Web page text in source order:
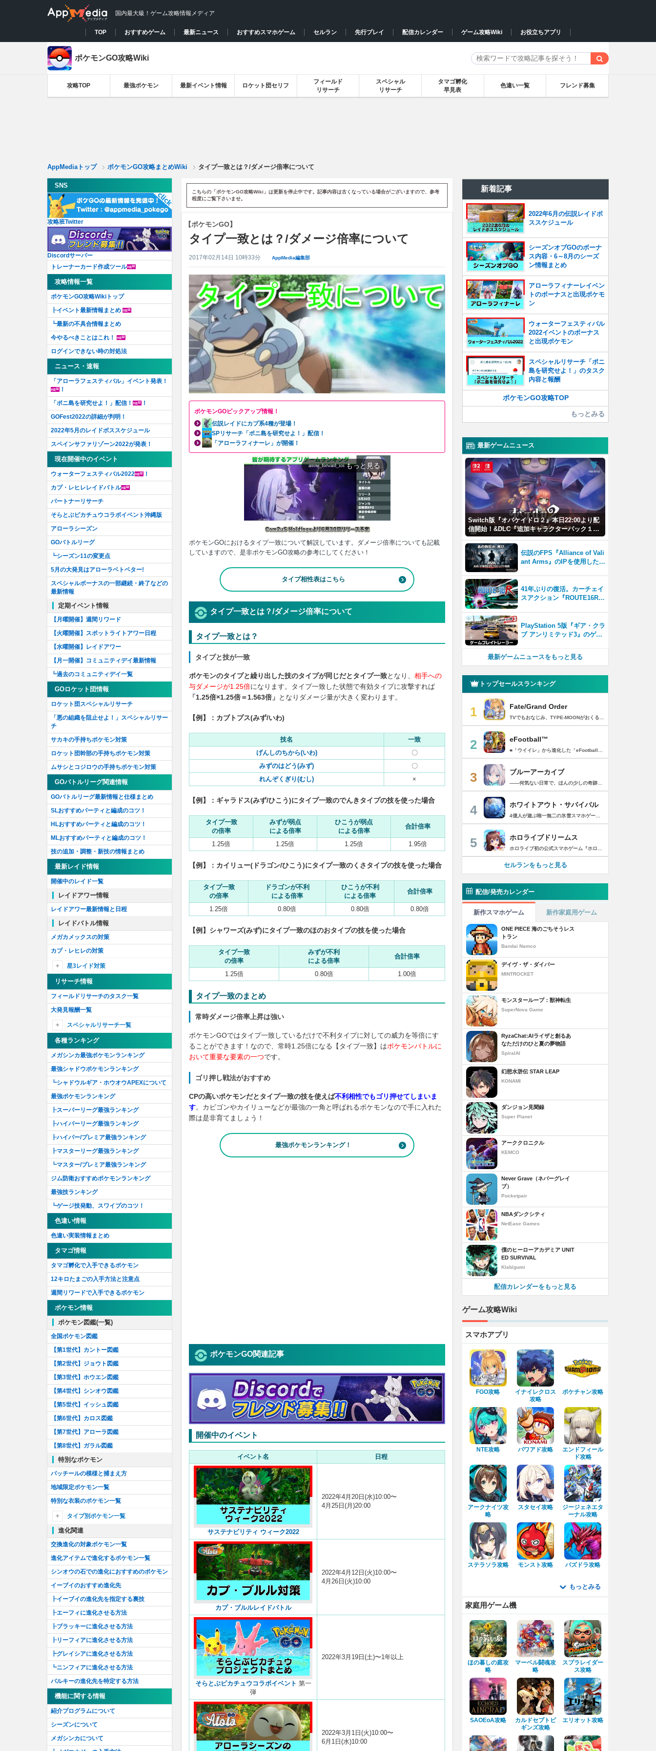
国内最大級！ゲーム攻略情報メディア
TOP おすすめゲーム 最新ニュース おすすめスマホゲーム セルラン 先行プレイ 配信カレンダー ゲーム攻略Wiki お役立ちアプリ
ポケモンGO攻略Wiki
攻略TOP 最強ポケモン 最新イベント情報 ロケット団セリフ
フィールド
リサーチ
スペシャル
リサーチ
タマゴ孵化
早見表
色違い一覧 フレンド募集
AppMediaトップ ポケモンGO攻略まとめWiki タイプ一致とは？/ダメージ倍率について
こちらの「ポケモンGO攻略Wiki」は更新を停止中です。記事内容は古くなっている場合がございますので、参考
程度にご覧下さいませ。
【ポケモンGO】
タイプ一致とは？/ダメージ倍率について
2017年02月14日 10時33分 AppMedia編集部
ポケモンGOピックアップ情報！
伝説レイドにカプ系4種が登場！
SPリサーチ「ポニ島を研究せよ！」配信！
「アローラフィナーレ」が開催！
arrow_forward_ios もっと見る
ポケモンGOにおけるタイプ一致について解説しています。ダメージ倍率についても記載
していますので、是非ポケモンGO攻略の参考にしてください！
タイプ相性表はこちら
タイプ一致とは？/ダメージ倍率について
タイプ一致とは？
タイプと技が一致
ポケモンのタイプと繰り出した技のタイプが同じだとタイプ一致となり、 相手への
与ダメージが1.25倍になります。タイプ一致した状態で有効タイプに攻撃すれば
「1.25倍×1.25倍＝1.563倍」 となりダメージ量が大きく変わります。
【例】：カブトプス(みず/いわ)
技名
一致
げんしのちから(いわ)
〇
みずのはどう(みず)
〇
れんぞくぎり(むし)
×
【例】：ギャラドス(みず/ひこう)にタイプ一致のでんきタイプの技を使った場合
タイプ一致
の倍率
みずが弱点
による倍率
ひこうが弱点
による倍率
合計倍率
1.25倍 1.25倍 1.25倍 1.95倍
【例】：カイリュー(ドラゴン/ひこう)にタイプ一致のくさタイプの技を使った場合
タイプ一致
の倍率
ドラゴンが不利
による倍率
ひこうが不利
による倍率
合計倍率
1.25倍 0.80倍 0.80倍 0.80倍
【例】シャワーズ(みず)にタイプ一致のほのおタイプの技を使った場合
タイプ一致
の倍率
みずが不利
による倍率
合計倍率
1.25倍 0.80倍 1.00倍
タイプ一致のまとめ
常時ダメージ倍率上昇は強い
ポケモンGOではタイプ一致しているだけで不利タイプに対しての威力を等倍にす
ることができます！なので、常時1.25倍になる【タイプ一致】はポケモンバトルに
おいて重要な要素の一つです。
ゴリ押し戦法がおすすめ
CPの高いポケモンだとタイプ一致の技を使えば不利相性でもゴリ押せてしまいま
す。カビゴンやカイリューなどが最強の一角と呼ばれるポケモンなので手に入れた
際は是非育てましょう！
最強ポケモンランキング！
ポケモンGO関連記事
開催中のイベント
イベント名 日程
サステナビリティ ウィーク2022
2022年4月20日(水)10:00〜
4月25日(月)20:00
カプ・ブルルレイドバトル
2022年4月12日(火)10:00〜
4月26日(火)10:00
そらとぶピカチュウコラボイベント 第一
弾
2022年3月19日(土)〜1年以上
2022年3月1日(火)10:00〜
6月1日(水)10:00
SNS
攻略班Twitter
Discordサーバー
トレーナーカード作成ツール
攻略情報一覧
ポケモンGO攻略Wikiトップ
┠イベント最新情報まとめ
┗最新の不具合情報まとめ
今やるべきことはこれ！
ログインできない時の対処法
ニュース・速報
「アローラフェスティバル」イベント発表！
！
「ポニ島を研究せよ！」配信！
！
GOFest2022の詳細が判明！
2022年5月のレイドボススケジュール
スペインサファリゾーン2022が発表！
現在開催中のイベント
ウォーターフェスティバル2022
！
カプ・レヒレレイドバトル
パートナーリサーチ
そらとぶピカチュウコラボイベント沖縄版
アローラシーズン
GOバトルリーグ
┗シーズン11の変更点
5月の大発見はアローラベトベター!
スペシャルボーナスの一部継続・終了などの
最新情報
定期イベント情報
【月曜開催】週間リワード
【火曜開催】スポットライトアワー日程
【水曜開催】レイドアワー
【月一開催】コミュニティデイ最新情報
┗過去のコミュニティデイ一覧
GOロケット団情報
ロケット団スペシャルリサーチ
「悪の組織を阻止せよ！」スペシャルリサー
チ
サカキの手持ちポケモン対策
ロケット団幹部の手持ちポケモン対策
ムサシとコジロウの手持ちポケモン対策
GOバトルリーグ関連情報
GOバトルリーグ最新情報と仕様まとめ
SLおすすめパーティと編成のコツ！
HLおすすめパーティと編成のコツ！
MLおすすめパーティと編成のコツ！
技の追加・調整・新技の情報まとめ
最新レイド情報
開催中のレイド一覧
レイドアワー情報
レイドアワー最新情報と日程
レイドバトル情報
メガカメックスの対策
カプ・レヒレの対策
星3レイド対策
アローラライチュウの対策
オーダイルの対策
マリルリの対策
ルンパッパの対策
リサーチ情報
フィールドリサーチのタスク一覧
大発見報酬一覧
スペシャルリサーチ一覧
スペシャルリサーチ最新情報
幻のポケモンの姿を追え！
時を越えるポケモンを追え！
石に込められた謎を解け！'18
メルタンの謎を解け！
キャッチアップリサーチ
怪しい集団の謎を追え！
眠るポケモンを呼び覚ませ！
石に込められた謎を解け！'19
巨大ポケモンの謎を解け！
隠された真相をあぶり出せ！
セレブレーション2019
こせいだいポケモンの謎を解け
ねんりきポケモンの謎を解け！
どんぐりポケモンの謎を解け！
ジェネレーションチャレンジ2020セレブレ
ーション
ガスじょうポケモンを解明せよ！
勝利を手に入れろ！
さかなポケモンを解明せよ！
ポケモン最大の謎を解明せよ！
バーチャルポケモンを解明せよ！
しょうりポケモンを解明せよ！
色違いセレビィのリサーチ
色違いメタモンのリサーチ！
色違いミュウのリサーチ！
神話を読み解け！
ポケモンカードコラボ！
せんりつポケモンを追え！
リングの謎を解け！
いたずらポケモンを解明せよ！
わるざるポケモンを追え！
仮面の謎を解け！
フーパを解き放て！
GO Tour:ジョウト地方
続行リサーチApex
メレメレ島を研究せよ！
アーカラ島を研究せよ！
ウラウラ島を研究せよ！
ポニ島を研究せよ！
各種ランキング
メガシンカ最強ポケモンランキング
最強シャドウポケモンランキング
┗シャドウルギア・ホウオウAPEXについて
最強ポケモンランキング
┠スーパーリーグ最強ランキング
┠ハイパーリーグ最強ランキング
┠ハイパー/プレミア最強ランキング
┠マスターリーグ最強ランキング
┗マスター/プレミア最強ランキング
ジム防衛おすすめポケモンランキング
最強技ランキング
┗ゲージ技発動、スワイプのコツ！
色違い情報
色違い実装情報まとめ
タマゴ情報
タマゴ孵化で入手できるポケモン
12キロたまごの入手方法と注意点
週間リワードで入手できるポケモン
ポケモン情報
ポケモン図鑑(一覧)
全国ポケモン図鑑
【第1世代】カントー図鑑
【第2世代】ジョウト図鑑
【第3世代】ホウエン図鑑
【第4世代】シンオウ図鑑
【第5世代】イッシュ図鑑
【第6世代】カロス図鑑
【第7世代】アローラ図鑑
【第8世代】ガラル図鑑
特別なポケモン
パッチールの模様と捕まえ方
地域限定ポケモン一覧
特別な衣装のポケモン一覧
タイプ別ポケモン一覧
ノーマル
ほのお
みず
くさ
でんき
ひこう
エスパー
ドラゴン
かくとう
どく
むし
いわ
じめん
ゴースト
こおり
はがね
あく
進化関連
交換進化の対象ポケモン一覧
進化アイテムで進化するポケモン一覧
シンオウの石での進化におすすめのポケモン
イーブイのおすすめ進化先
┠イーブイの進化先を指定する裏技
┠エーフィに進化させる方法
┠ブラッキーに進化させる方法
┠リーフィアに進化させる方法
┣グレイシアに進化させる方法
┗ニンフィアに進化させる方法
バルキーの進化先を特定する方法
機能に関する情報
紹介プログラムについて
シーズンについて
メガシンカについて
新着記事
2022年6月の伝説レイドボ
ススケジュール
シーズンオブGOのボーナ
ス内容・6～8月のシーズ
ン情報まとめ
アローラフィナーレイベン
トのボーナスと出現ポケモ
ン
ウォーターフェスティバル
2022イベントのボーナス
と出現ポケモン
スペシャルリサーチ「ポニ
島を研究せよ！」のタスク
内容と報酬
ポケモンGO攻略TOP
もっとみる
最新ゲームニュース
Switch版『オバケイドロ２』本日22:00より配
信開始！&DLC『追加キャラクターパック１』
が登場！
伝説のFPS『Alliance of Vali
ant Arms』のIPを使用した新
41年ぶりの復活。カーチェイ
スアクション『ROUTE16R』
PlayStation 5版『ギア・クラ
ブ アンリミテッド3』のゲー
最新ゲームニュースをもっと見る
トップセールスランキング
1 Fate/Grand Order
TVでもおなじみ、TYPE-MOONがおくるFateのRPG！ スマホでも本格的なRPGが楽しめる。 文字数にして500万字超という、圧倒的なボリュームを堪能できるストーリー！ 本編以外にもキャラクターごとにストーリーを用意し、Fateファンも今回はじめてFateの世界を体験される方も十分満足いただける内容となっています。 【あらすじ】 西暦2015年。 地球の未来を観測するカルデアは、2017年以降の人類史が崩壊している事実を確認した。 昨日まで確かに存在していた2115年までの“約束された未来”は、何の前触れもなく突如として消え去ったのだ。 なぜ。どうして。だれが。どうやって。 西暦2004年 日本 ある地方都市。 ここに今まではなかった、「観測できない領域」が現れたと。 カルデアはこれを人類絶滅の原因と仮定し、いまだ実験段階だった第六の実験を決行する事となった。 それは過去への時間旅行。 人間を霊子化させて過去に送りこみ、事象に介入する事で時空の特異点を解明、あるいは破壊する禁断の儀式。 その名を人理守護指令、グランドオーダー。 人類を守るために人類史に立ち向かう、運命と戦うものたちの総称である。 【ゲーム概要】 スマホに最適化された簡単操作のコマンドオーダーバトル！ プレイヤーはマスターとなって英霊たちを操り敵を倒し謎を解明していく。 好みの英霊で戦うか、強い英霊で戦うかバトルスタイルはプレイヤーしだい。 ◆豪華声優陣が続々参加 青木志貴、茜屋日海夏、赤羽根健治、明坂聡美、浅川悠、朝日奈丸佳、阿澄佳奈、阿部彬名、阿部敦、阿部里果、雨宮天、新井里美、井口裕香、井澤詩織、石川界人、石川由依、石谷春貴、伊瀬茉莉也、市ノ瀬加那、伊藤彩沙、伊藤かな恵、伊東健人、伊藤静、伊藤美紀、稲田徹、井上和彦、井上喜久子、井上麻里奈、伊丸岡篤、石見舞菜香、上坂すみれ、植田佳奈、上田麗奈、内田真礼、内田雄馬、内山昂輝、梅原裕一郎、江川央生、江口拓也、江越彬紀、遠藤綾、大久保瑠美、大空直美、大塚明夫、大塚芳忠、大原さやか、大和田仁美、岡本信彦、置鮎龍太郎、小倉唯、小澤亜李、小野賢章、小野大輔、小野友樹、小見川千明、かかずゆみ、柿原徹也、加隈亜衣、笠間淳、加瀬康之、門脇舞以、金元寿子、神尾晋一郎、茅野愛衣、川澄綾子、河西健吾、川野剛稔、神奈延年、鬼頭明里、木村珠莉、木村良平、桐本拓哉、釘宮理恵、久野美咲、黒木ほの香、黒田崇矢、桑原由気、KENN、高野麻里佳、古賀葵、小清水亜美、後藤邑子、小西克幸、小林千晃、小林ゆう、小林裕介、小原好美、小松未可子、子安武人、小山力也、近藤玲奈、斎賀みつき、西前忠久、斉藤壮馬、斎藤千和、坂本真綾、佐倉綾音、櫻井孝宏、佐藤聡美、佐藤利奈、沢城みゆき、下屋則子、島﨑信長、嶋村侑、庄司宇芽香、白石晴香、新垣樽助、真堂圭、末柄里恵、杉田智和、杉山紀彰、鈴木達央、鈴木崚汰、鈴代紗弓、鈴村健一、諏訪彩花、諏訪部順一、関俊彦、関智一、瀬戸麻沙美、芹澤優、仙台エリ、千本木彩花、園崎未恵、大地葉、高乃麗、高野直子、高橋花林、高橋李依、高山みなみ、武内駿輔、竹内良太、武田華、田中敦子、田中美海、田中理恵、谷山紀章、種﨑敦美、種田梨沙、田丸篤志、田村睦心、田村ゆかり、丹下桜、千葉繁、千葉翔也、津田健次郎、紡木吏佐、鶴岡聡、寺崎裕香、寺島拓篤、東山奈央、土岐隼一、飛田展男、戸松遥、豊永利行、鳥海浩輔、中井和哉、中田譲治、長縄まりあ、仲村美沙希、中村悠一、名塚佳織、生天目仁美、浪川大輔、能登麻美子、野中藍、乃村健次、土師孝也、長谷川育美、花江夏樹、花澤香菜、花守ゆみり、早見沙織、原由実、春野杏、潘めぐみ、日岡なつみ、日笠陽子、日野聡、平川大輔、ファイルーズあい、福圓美里、福西勝也、福山潤、藤井隼、藤沼建人、ブリドカットセーラ恵美、古川慎、保志総一朗、星野貴紀、堀内賢雄、堀江由衣、本多真梨子、本多陽子、本渡楓、前野智昭、M・A・O、増田俊樹、Machico、松風雅也、真殿光昭、マフィア梶田、三上哲、三木眞一郎、水樹奈々、水島大宙、水橋かおり、緑川光、水瀬いのり、南央美、峯田茉優、宮野真守、宮本充、村瀬歩、森川智之、森田了介、森永千才、森なな子、諸星すみれ、安井邦彦、山路和弘、山下大輝、山下七海、山寺宏一、山根綺、山野井仁、山村響、悠木碧、ゆかな、遊佐浩二、吉野裕行、佳村はるか、米澤円、若林直美、和氣あず未、和多田美咲（50音順） ◆全体構成・メインシナリオ・シナリオ・総監督 奈須きのこ ◆リードキャラクターデザイナー 武内崇 ◆アートディレクション TYPE-MOON ◆メインシナリオ・シナリオ執筆 東出祐一郎、桜井光 水瀬葉月、星空めてお ◆ゲストライター amphibian、虚淵玄（ニトロプラス）、acpi、ＯＫＳＧ（TYPE-MOON）、経験値、小太刀右京、三田誠、たけのこ星人、橘公司、田中天（株式会社フラッグノーツ）、成田良悟、鋼屋ジン、ひろやまひろし、円居挽、茗荷屋甚六、矢野俊策（株式会社フラッグノーツ）、リヨ（50音順） ◆キャラクターデザイン I-IV、蒼月タカオ（TYPE-MOON）、AKIRA、Azusa、東冬、荒野、Anmi、池澤真、石田あきら、いみぎむる、兔ろうと、羽海野チカ、大森葵、岡崎武士、okojo、およ、加藤いつわ、カワグチタケシ、きばどりリュー、桐原小鳥、ギンカ、倉花千夏、黒星紅白、小梅けいと、近衛乙嗣、小松崎類、こやまひろかず（TYPE-MOON）、西藤浩樹（LASENGLE）、saitom、坂本みねぢ、佐々木少年、サテー、色素、縞うどん（TYPE-MOON）、島田フミカネ、しまどりる、sime、下越（TYPE-MOON）、シャカＰ（LASENGLE）、白浜鴎、しらび、白峰、真じろう、STAR影法師、曽我誠、タイキ、高橋慶太郎、高山箕犀、竹、武中英雄、武梨えり、たけのこ星人、TAKOLEGS、田島昭宇、タスクオーナ、danciao、中央東口、CHOCO、悌太、Dd、天空すふぃあ、DANGERDROP、toi8、トリダモノ、中原、なまにくATK、西出ケンゴロー、nipi、ネコタワワ、NOCO、pako、林けゐ、原田たけひと、春野友矢、ばん！、Bすけ、左、ヒライユキオ、平野稜二、広江礼威、ひろやまひろし、PFALZ、ぶくろて、huke、BLACK（TYPE-MOON）、古海鐘一、BUNBUN、hou、ホトソウカ、本庄雷太、前田浩孝、マシマサキ、また、松竜、Mika Pikazo、緑川美帆、三輪士郎、村山竜大、めろん22、望月けい、元村人、森井しづき、森山大輔、山中虎鉄、YOCO_N（LASENGLE）、余湖裕輝、米山舞、La-na、lack、リヨ、Ryota-H、輪くすさが、redjuice、ReDrop、ろび～な、ワダアルコ、渡れい（50音順） このアプリケーションには、（株）ＣＲＩ・ミドルウェアの「CRIWARE（TM）」が使用されています。
2 eFootball™
■「ウイイレ」から進化した「eFootball™」 人気サッカーゲーム「ウイニングイレブン」が「eFootball™」とタイトルを変え、大きく進化して生まれ変わりました。「eFootball™」で新しいサッカーゲームを体感しましょう！ ■はじめての方でも安心 ダウンロード後は、実践を交えたステップアップ方式のチュートリアルで直感的に基本操作を覚えることができます！さらに、チュートリアルを全てクリアすると、リオネル メッシがもらえます！！ また、試合の面白さや爽快感を楽しんでいただくためにスマートアシストを実装。 複雑な操作をしなくても、華麗なドリブルやパスで相手をかわして強烈なシュートでゴールを奪うことができます！ 【基本的な遊び方】 ■好きなチームで始めよう 欧州、米州、アジアなど世界各国のクラブやナショナルチームなどお気に入りのチームでスタートできます！ ■選手を獲得しましょう チームを作成したら、選手を獲得しましょう。現役のスーパースターや、歴史に残るレジェンドたちが、あなたのクラブでの活躍を待っています！ ・スペシャル選手リスト 現実の試合で大活躍した選手や、注目リーグの選手、レジェンドなどの特別な選手を獲得できます。 ・スタンダード選手リスト 好きな選手を獲得できます。条件を設定して絞り込むことができます。 ・監督リスト さまざまな戦術や得意な育成タイプを持った監督を獲得できます。 ■試合を楽しもう 獲得した選手でチームを編成したら、いよいよ試合に挑戦！ AIを相手に腕を磨いたり、オンライン対戦でランキングを競ったり、楽しみ方はあなた次第です。 ・対AI戦で腕を磨く 注目リーグのチームやナショナルチームを相手に戦うイベントなど、サッカーシーズンに合わせたさまざまなテーマのイベントが開催されています。 また、10段階にレベル分けされたDivision制の「eFootball™ リーグ」で楽しみながらレベルアップしていくことも可能です！ ・対人戦で実力を試す Division制の全ユーザーとランキングを競う「eFootball™ リーグ」や、毎週開催される様々なイベントで、オンラインでのリアルタイム対戦を楽しむことができます。あなたのドリームチームで、最高峰のDivision 1を目指しましょう！ ・友達と最大3vs3の対戦を楽しむ フレンドマッチ機能を使って、友達と対戦することができます。育て上げたチームの強さを友達に見せつけましょう！ また、最大3vs3の協力対戦も可能。友達とオンラインで集まって対戦を楽しみましょう！ ■選手を育てる 獲得した選手は、選手種別によっては成長させることができます。 試合に出場させたり、ゲーム内アイテムを使用したりして、選手のレベルを上げる事で入手できる「タレントポイント」で、能力パラメータを上昇させましょう。 より自分好みの選手にしたい場合は、手動でポイントを割り振りましょう。 ポイントの割り振りに迷った場合は、[おまかせ]で設定することもできます。 自分だけのお気に入りの選手に育て上げましょう！ 【もっと楽しむ】 ■Live Updateを毎週配信 選手の移籍や、現実の試合での活躍が反映される「Live Update」を搭載。 毎週配信される「Live Update」を参考に、スカッドを編成し試合に挑みましょう。 ■スタジアムをカスタマイズ 試合中のスタジアムに反映されるコレオ・オブジェクトなどのスタジアムパーツをカスタマイズできます。 思い通りのスタジアムにアレンジして、ゲーム体験を彩りましょう！ ※居住国・地域が以下のお客様には、eFootball™ コインによるルートボックス施策をご提供しておりません。 ベルギー、ブラジル(18歳未満) 【最新情報について】 本商品は、新機能やモードの追加、ゲームプレイ・イベントのアップデートを継続的に行っていきます。 最新情報は「eFootball™」公式サイトをご確認ください。 【ダウンロードについて】 本アプリをダウンロードするためには、ストレージに約3.3GBの空き容量が必要となります。 あらかじめ3.3GB以上の容量を空けてからダウンロードを行っていただけますようお願いします。 ダウンロード時はWi-Fi環境で接続することを推奨いたします。 ※アップデートにつきましても同様となります。 【通信環境について】 本アプリはオンラインゲームです。通信可能な環境でお楽しみください。
3 ブルーアーカイブ
――何気ない日常で、ほんの少しの奇跡を見つける物語 Yostarが贈る学園×青春×物語RPG『ブルーアーカイブ -Blue Archive-』！ 先生として、個性豊かで魅力的な生徒たちと共に、一風変わった学園都市キヴォトスの 日常を過ごそう！ ■あらすじ ここは学園都市キヴォトス。 数千の学園からなる超巨大学園都市では、日々トラブルが絶えない。 この問題に対応すべく、連邦生徒会長によって連邦捜査部【シャーレ】が設立された。 この物語は【シャーレ】の顧問となる先生とそれに協力する生徒たちと学園都市での日常を 描いた物語である。 ▼可愛いキャラクターが活躍する3Dバトル 大迫力の3Dリアルタイムバトル！ 可愛いキャラクター達が画面いっぱいに所狭しと大活躍。 あなたは先生として、生徒たちを指揮しよう！ ▼個性豊かなキャラクターを彩るハイクオリティの2Dアニメーション 美少女キャラクターたちが綺麗な2Dアニメーションであなたを迎えてくれる！ 仲良くなると特別なアニメーションが見れることもあるぞ！ ▼生徒たちと絆を深めて彼女たちと特別な日常を過ごそう！ 一緒にいる時間が長ければ長いほど、彼女たちはあなたとの絆は深まっていく。 そんな彼女たちとの日々が、きっとあなたの日常を特別なものに！ ▼公式Twitter https://twitter.com/Blue_ArchiveJP ▼公式サイト https://bluearchive.jp/ (C)Yostar, Inc.
4 ホワイトアウト・サバイバル
4億人が遊ぶ唯一無二の氷雪スマホゲーム！サクッと爽快！みんなで極寒サバイバル ！ 猛吹雪に襲われ、かつての世界は崩壊。人類の文明の灯火は、氷雪の中で今にも消えかかっている…。 生存者達よ、今こそ立ち上がれ！——仲間を率いて希望の灯りをともし、凍てつく大地に新たな拠点を築こう！ さらに新規ユーザー限定でSSR英雄「ジャスミン」が無料で仲間入り！ 彼女と共に氷原の奥地へと踏み込み、吹雪の中に潜む未知の脅威に立ち向かおう！ 【ゲームの特徴】 ◆領地再建！凍土に希望の光を！ 大溶鉱炉に火を灯すことから始めて、積もった雪を溶かして領土を開拓しよう！ 法令を発布して人員を的確に配置すれば、拠点の建設効率がぐんとアップ！ ◆放置で楽々、資源を効率ストック！ ワンタップで英雄を派遣するだけで、見守りは不要！ オフライン中も資源は自動でたっぷり蓄積されて、戻れば報酬が山盛り！極寒サバイバルでも、もう怖くない！ ◆お手軽に始められる氷雪ミニゲーム！ ミニゲームが次々と登場！「穴釣り選手権」でレア生物図鑑を解放し、「除雪隊」で雪山の宝を発見しよう！ スキマ時間でも気軽にプレイできて、雪原ライフは楽しさ満載！ ◆戦略を駆使して、英雄で敵を撃退！ 英雄はレベル共有で育成の手間いらずで、スキルを活かせば様々な難関を攻略可能！ 最強チームを組み上げて、敵を圧倒しよう！ ◆協力プレイで、凍土制覇を目指そう！ 同盟の支援で負傷者の治療や育成もスピードアップ！ 作戦を練って仲間と役割分担すれば戦力倍増！勝利の喜びをみんなで分かち合おう！ さらにたくさんのコンテンツをお届けいたします： ◆オフィシャルサイト: https://whiteoutsurvival.centurygames.com/ja ◆X: https://x.com/WOS_Japan ◆Facebook: https://www.facebook.com/WhiteoutSurvival ◆Discord: https://discord.gg/whiteoutsurvival ◆YouTube: https://www.youtube.com/@WhiteoutSurvivalOfficial_JA ◆TikTok: https://www.tiktok.com/@howasaba.jp
5 ホロライブドリームス
ホロライブ初の公式スマホゲーム『ホロライブドリームス(ホロドリ)』がリズム&RPGとして登場！ リズムゲームを中心に、テーマパークの発展やミニゲームなど多彩なコンテンツを収録！ 総勢50名以上のホロライブメンバーが登場し、初期収録楽曲はなんと150曲以上！ ホロライブのファンも、初めての方も幅広く楽しめる作品で、遊び方はあなた次第！ ▼本格リズムゲーム▼ 公式MVやライブ映像を背景に、本格リズムゲームが楽しめる！ 自分だけのオリジナル譜面を作って公開できる「クリエイト譜面」機能を搭載！ ・超高難度のやり込み譜面 ・タレントへの愛を詰め込んだ譜面 ・みんなで楽しめるネタ譜面 などなど、世界中のプレイヤーがつくった譜面で遊んで、楽しさ無限大！ リズムゲームが苦手な方でもオート機能で安心して遊べる！ タレント育成/編成でスコアアップを目指そう！ ▼初期収録楽曲は150曲以上▼ ホロライブ楽曲から人気カバー楽曲まで幅広く収録！ 最新ヒットから定番曲までラインナップ！ 【ホロライブ楽曲】 ・ビビデバ ・Shiny Smily Story ・BLUE CLAPPER ほか 【カバー楽曲】 ・勇者 ・メギツネ ・わたしの一番かわいいところ ほか ▼ゲームの舞台はテーマパーク▼ 舞台は、世界のどこかに浮かぶ無人島。 ホロライブメンバーと力を合わせ、夢のテーマパークを発展させていく。 リズムゲームやミニゲームをプレイしてクエストを進行しパークを発展させよう！ ホロメンクエストをプレイすることで、操作タレントが増えていく！ 推しホロメンを解放して、夢のテーマパークを作り上げよう！ ホロライブらしさあふれる施設も多数登場！ このゲームだけのオリジナルストーリーも展開！ 夢のテーマパーク完成を目指そう！ ▼1人でもみんなでも楽しめるミニゲーム▼ ひとりでも、みんなでも楽しめる多彩なミニゲームを収録！ マルチプレイ搭載で、協力や対戦で盛り上がろう！ 難しいアクションが苦手な方でも楽しめるシンプル操作のミニゲームも収録！ 短時間で遊べるカジュアルなものから、繰り返し挑戦したくなるやり込み系まで幅広くラインナップ！ プレイして報酬を獲得し、育成やパーク発展をさらに加速させよう！ ▼公式サイト：https://www.hololive-dreams.com ▼利用規約：https://www.hololive-dreams.com/terms ▼プライバシーポリシー：https://qualiarts.jp/privacy ▼Ⓒ COVER / Ⓒ QualiArts, Inc. +++++++++++++++++++++++++++++++++++++++++++++++++++++++++++ このアプリケーションには、株式会社Live2Dの「Live2D」が使用されています。
セルランをもっと見る
配信/発売カレンダー
新作スマホゲーム 新作家庭用ゲーム
ONE PIECE 海のごちそうレス
トラン
Bandai Namco
デイヴ・ザ・ダイバー
MINTROCKET
モンスターループ：獣神転生
SuperNova Game
RyzaChat:AIライザと創るあ
なただけのひと夏の夢物語
SpiralAI
幻想水滸伝 STAR LEAP
KONAMI
ダンジョン見聞録
Super Planet
アーククロニクル
KEMCO
Never Grave（ネバーグレイ
ブ）
Pocketpair
NBAダンクシティ
NetEase Games
僕のヒーローアカデミア UNIT
ED SURVIVAL
Klab/gumi
配信カレンダーをもっと見る
ゲーム攻略Wiki
スマホアプリ
FGO攻略
イナイレクロス
攻略
ポケチャン攻略
NTE攻略 パワアド攻略
エンドフィール
ド攻略
アークナイツ攻
略
スタセイ攻略
ジージェネエタ
ーナル攻略
ステラソラ攻略 モンスト攻略 パズドラ攻略
もっとみる
家庭用ゲーム機
ほの暮しの庭攻
略
マーベル闘魂攻
略
スプラレイダー
ス攻略
SAOEoA攻略
カルドセプトビ
ギンズ攻略
エリオット攻略